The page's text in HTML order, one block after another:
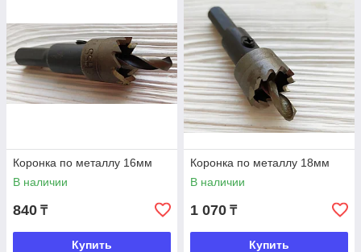
Коронка по металлу 16мм
В наличии
840 ₸
Купить
Коронка по металлу 18мм
В наличии
1 070 ₸
Купить